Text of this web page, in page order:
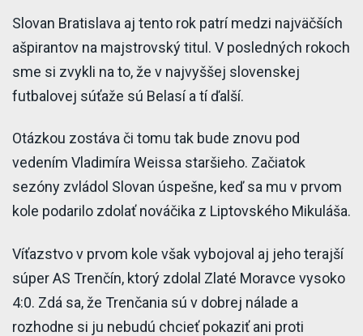
Slovan Bratislava aj tento rok patrí medzi najväčších
ašpirantov na majstrovský titul. V posledných rokoch
sme si zvykli na to, že v najvyššej slovenskej
futbalovej súťaže sú Belasí a tí ďalší.
Otázkou zostáva či tomu tak bude znovu pod
vedením Vladimíra Weissa staršieho. Začiatok
sezóny zvládol Slovan úspešne, keď sa mu v prvom
kole podarilo zdolať nováčika z Liptovského Mikuláša.
Víťazstvo v prvom kole však vybojoval aj jeho terajší
súper AS Trenčín, ktorý zdolal Zlaté Moravce vysoko
4:0. Zdá sa, že Trenčania sú v dobrej nálade a
rozhodne si ju nebudú chcieť pokaziť ani proti